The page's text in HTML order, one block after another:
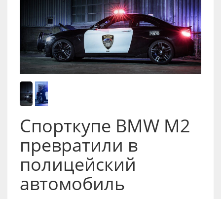
Спорткупе BMW M2
превратили в
полицейский
автомобиль